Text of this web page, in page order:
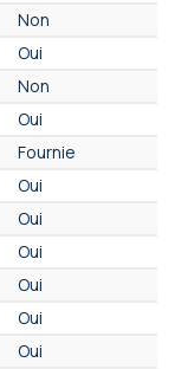
Non
Oui
Non
Oui
Fournie
Oui
Oui
Oui
Oui
Oui
Oui